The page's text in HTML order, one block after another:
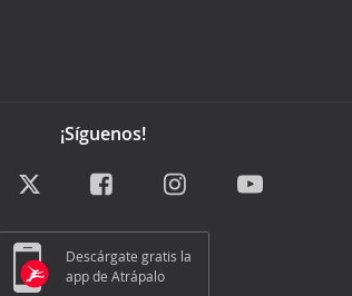
¡Síguenos!
Descárgate gratis la
app de Atrápalo